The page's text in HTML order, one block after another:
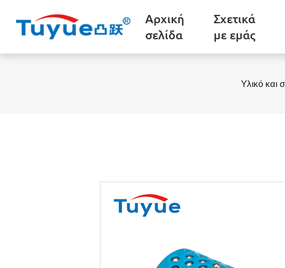
Αρχική
σελίδα
Σχετικά
με εμάς
Υλικό και